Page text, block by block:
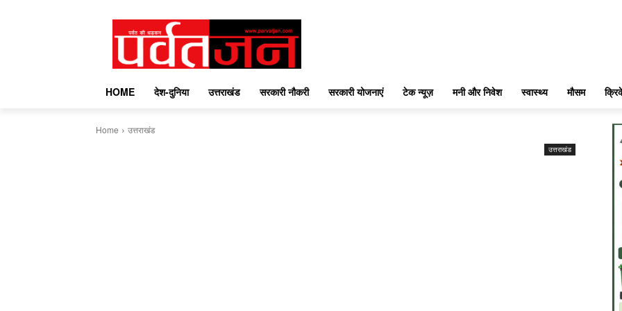
HOME देश-दुनिया उत्तराखंड सरकारी नौकरी सरकारी योजनाएं टेक न्यूज़ मनी और निवेश स्वास्थ्य मौसम
Home उत्तराखंड
उत्तराखंड